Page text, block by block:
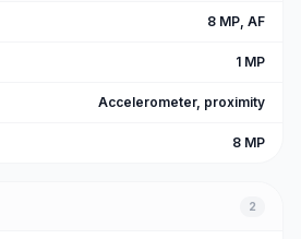
8 MP, AF
1 MP
Accelerometer, proximity
8 MP
2